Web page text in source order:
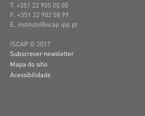
T. +351 22 905 00 00
F. +351 22 902 58 99
E. instituto@iscap.ipp.pt
ISCAP © 2017
Subscrever newsletter
Mapa do sítio
Acessibilidade